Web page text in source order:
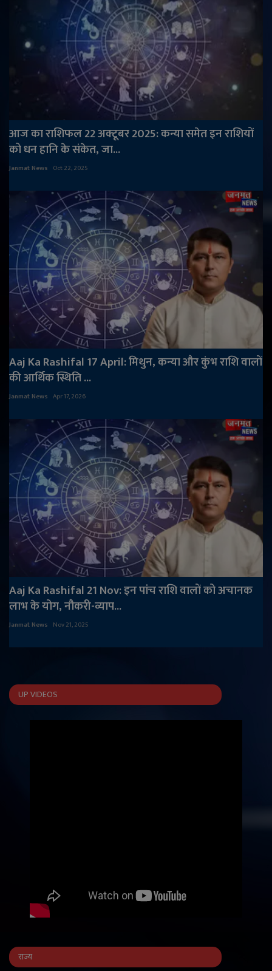
आज का राशिफल 22 अक्टूबर 2025: कन्या समेत इन राशियों
को धन हानि के संकेत, जा...
Janmat News Oct 22, 2025
Aaj Ka Rashifal 17 April: मिथुन, कन्या और कुंभ राशि वालों
की आर्थिक स्थिति ...
Janmat News Apr 17, 2026
Aaj Ka Rashifal 21 Nov: इन पांच राशि वालों को अचानक
लाभ के योग, नौकरी-व्याप...
Janmat News Nov 21, 2025
UP VIDEOS
राज्य